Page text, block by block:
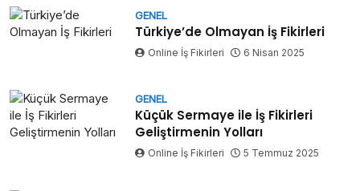
GENEL
Türkiye’de Olmayan İş Fikirleri
Online İş Fikirleri 6 Nisan 2025
GENEL
Küçük Sermaye ile İş Fikirleri
Geliştirmenin Yolları
Online İş Fikirleri 5 Temmuz 2025